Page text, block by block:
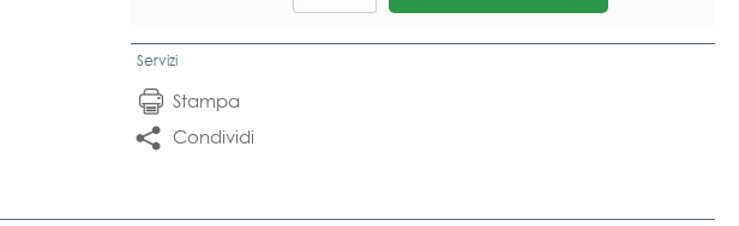
Servizi
Stampa
Condividi